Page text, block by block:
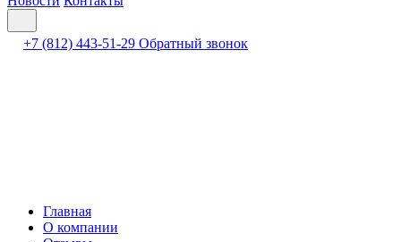
+7 (812) 443-51-29 Обратный звонок
Главная
О компании